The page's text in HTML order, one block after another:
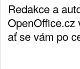
Redakce a
OpenOffice.cz
ať se vám po